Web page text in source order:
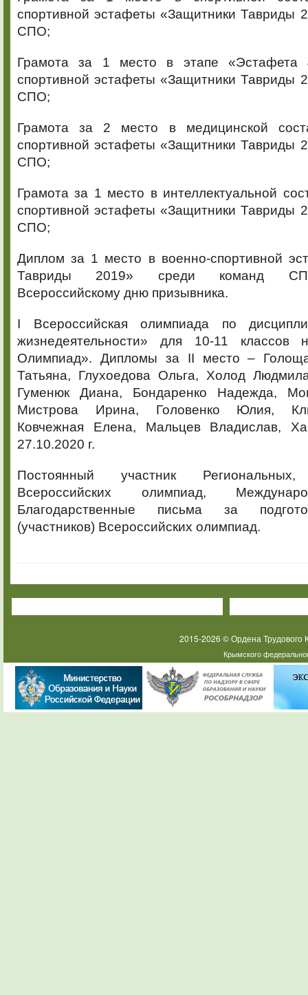
спортивной эстафеты «Защитники Тавриды
СПО;
Грамота за 1 место в этапе «Эстафета
спортивной эстафеты «Защитники Тавриды
СПО;
Грамота за 2 место в медицинской
спортивной эстафеты «Защитники Тавриды
СПО;
Грамота за 1 место в интеллектуальной
спортивной эстафеты «Защитники Тавриды
СПО;
Диплом за 1 место в военно-спортивной
Тавриды 2019» среди команд
Всероссийскому дню призывника.
I Всероссийская олимпиада по
жизнедеятельности» для 10-11
Олимпиад». Дипломы за II место –
Татьяна, Глухоедова Ольга, Холод
Гуменюк Диана, Бондаренко Надежда,
Мистрова Ирина, Головенко Юлия,
Ковчежная Елена, Мальцев Владислав,
27.10.2020 г.
Постоянный участник
Всероссийских олимпиад,
Благодарственные письма за
(участников) Всероссийских олимпиад.
2015-2026 © Ордена
Крымского